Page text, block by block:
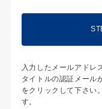
入力したメールアドレ
タイトルの認証メール
をクリックして下さい
す。